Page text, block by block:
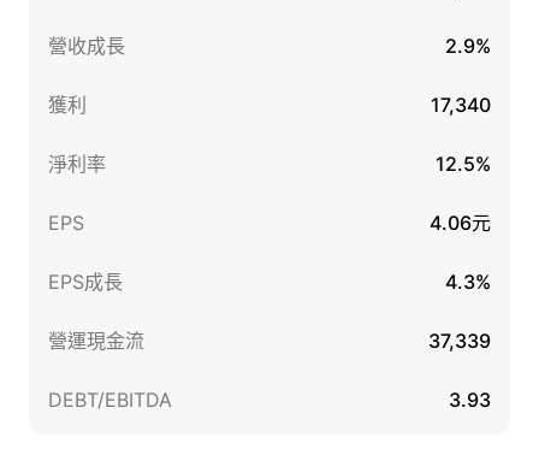
營收成長 2.9%
獲利 17,340
淨利率 12.5%
EPS 4.06元
EPS成長 4.3%
營運現金流 37,339
DEBT/EBITDA 3.93